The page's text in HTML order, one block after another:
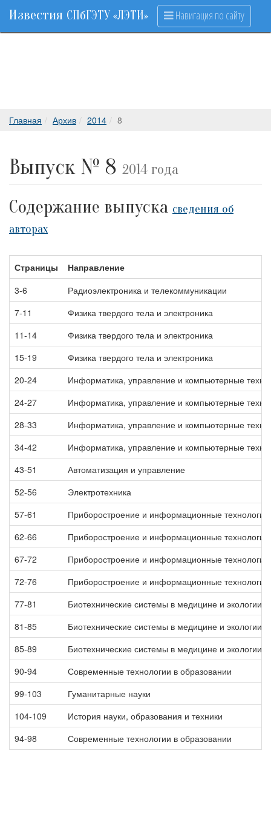
Известия СПбГЭТУ «ЛЭТИ» Навигация по сайту
Главная Архив 2014 8
Выпуск № 8 2014 года
Содержание выпуска сведения об
авторах
Страницы
Направление
3-6
Радиоэлектроника и телекоммуникации
7-11
Физика твердого тела и электроника
11-14
Физика твердого тела и электроника
15-19
Физика твердого тела и электроника
20-24
Информатика, управление и компьютерные
24-27
Информатика, управление и компьютерные
28-33
Информатика, управление и компьютерные
34-42
Информатика, управление и компьютерные
43-51
Автоматизация и управление
52-56
Электротехника
57-61
Приборостроение и информационные технологии
62-66
Приборостроение и информационные технологии
67-72
Приборостроение и информационные технологии
72-76
Приборостроение и информационные технологии
77-81
Биотехнические системы в медицине и экологии
81-85
Биотехнические системы в медицине и экологии
85-89
Биотехнические системы в медицине и экологии
90-94
Современные технологии в образовании
99-103
Гуманитарные науки
104-109
История науки, образования и техники
94-98
Современные технологии в образовании